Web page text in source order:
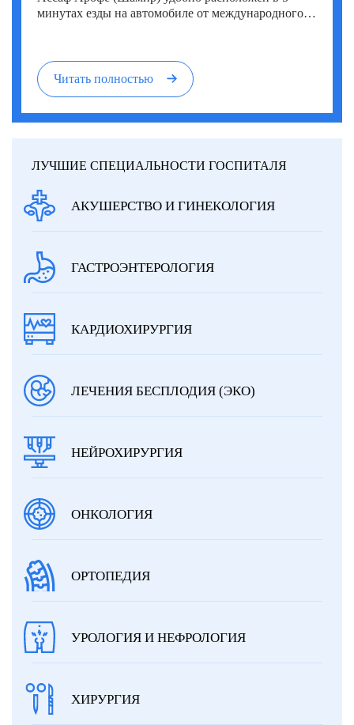
минутах езды на автомобиле от международного
Читать полностью
ЛУЧШИЕ СПЕЦИАЛЬНОСТИ ГОСПИТАЛЯ
АКУШЕРСТВО И ГИНЕКОЛОГИЯ
ГАСТРОЭНТЕРОЛОГИЯ
КАРДИОХИРУРГИЯ
ЛЕЧЕНИЯ БЕСПЛОДИЯ (ЭКО)
НЕЙРОХИРУРГИЯ
ОНКОЛОГИЯ
ОРТОПЕДИЯ
УРОЛОГИЯ И НЕФРОЛОГИЯ
ХИРУРГИЯ